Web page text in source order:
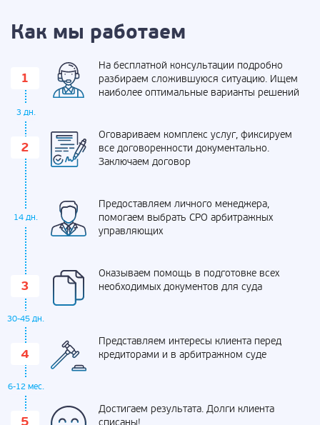
Как мы работаем
3 дн.
На бесплатной консультации подробно
разбираем сложившуюся ситуацию. Ищем
наиболее оптимальные варианты решений
Оговариваем комплекс услуг, фиксируем
все договоренности документально.
Заключаем договор
14 дн.
Предоставляем личного менеджера,
помогаем выбрать СРО арбитражных
управляющих
30-45 дн.
Оказываем помощь в подготовке всех
необходимых документов для суда
6-12 мес.
Представляем интересы клиента перед
кредиторами и в арбитражном суде
Достигаем результата. Долги клиента